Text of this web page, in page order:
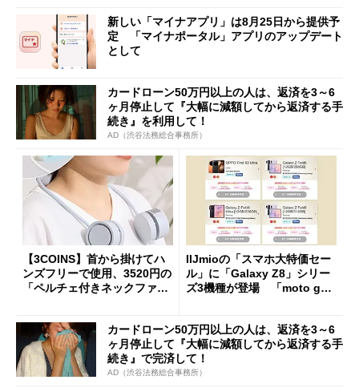
新しい「マイナアプリ」は8月25日から提供予
定 「マイナポータル」アプリのアップデート
として
カードローン50万円以上の人は、返済を3～6
ヶ月停止して『大幅に減額してから返済する手
続き』を利用して！
AD（渋谷法務総合事務所）
【3COINS】首から掛けてハ
ンズフリーで使用、3520円の
「ペルチェ付きネックファ
IIJmioの「スマホ大特価セー
ル」に「Galaxy Z8」シリー
ズ3機種が登場 「moto g37
カードローン50万円以上の人は、返済を3～6
ヶ月停止して『大幅に減額してから返済する手
続き』で完済して！
AD（渋谷法務総合事務所）